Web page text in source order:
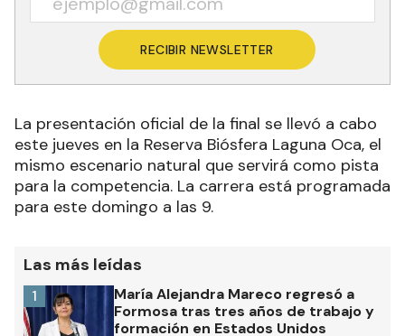
RECIBIR NEWSLETTER
La presentación oficial de la final se llevó a cabo
este jueves en la Reserva Biósfera Laguna Oca, el
mismo escenario natural que servirá como pista
para la competencia. La carrera está programada
para este domingo a las 9.
Las más leídas
María Alejandra Mareco regresó a
Formosa tras tres años de trabajo y
formación en Estados Unidos
1